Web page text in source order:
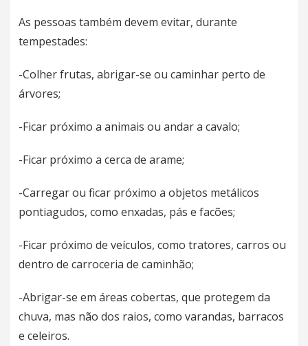
As pessoas também devem evitar, durante
tempestades:
-Colher frutas, abrigar-se ou caminhar perto de
árvores;
-Ficar próximo a animais ou andar a cavalo;
-Ficar próximo a cerca de arame;
-Carregar ou ficar próximo a objetos metálicos
pontiagudos, como enxadas, pás e facões;
-Ficar próximo de veículos, como tratores, carros ou
dentro de carroceria de caminhão;
-Abrigar-se em áreas cobertas, que protegem da
chuva, mas não dos raios, como varandas, barracos
e celeiros.